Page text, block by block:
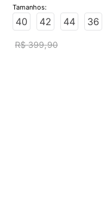
JEANS ESCURO
40 42 44 36
R$ 399,90